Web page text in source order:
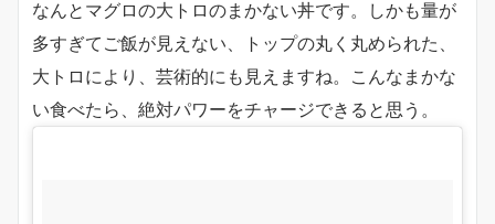
なんとマグロの大トロのまかない丼です。しかも量が
多すぎてご飯が見えない、トップの丸く丸められた、
大トロにより、芸術的にも見えますね。こんなまかな
い食べたら、絶対パワーをチャージできると思う。